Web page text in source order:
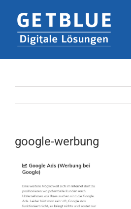
Inhalt
springen
google-werbung